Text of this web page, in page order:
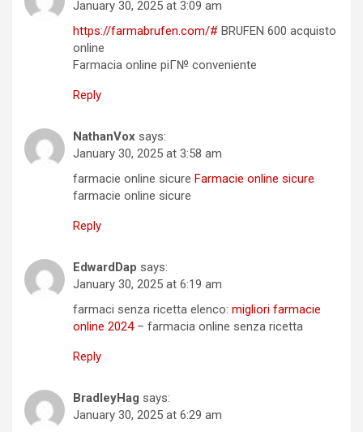
January 30, 2025 at 3:09 am
https://farmabrufen.com/# BRUFEN 600 acquisto
online
Farmacia online piГ№ conveniente
Reply
NathanVox says:
January 30, 2025 at 3:58 am
farmacie online sicure Farmacie online sicure
farmacie online sicure
Reply
EdwardDap says:
January 30, 2025 at 6:19 am
farmaci senza ricetta elenco: migliori farmacie
online 2024– farmacia online senza ricetta
Reply
BradleyHag says:
January 30, 2025 at 6:29 am